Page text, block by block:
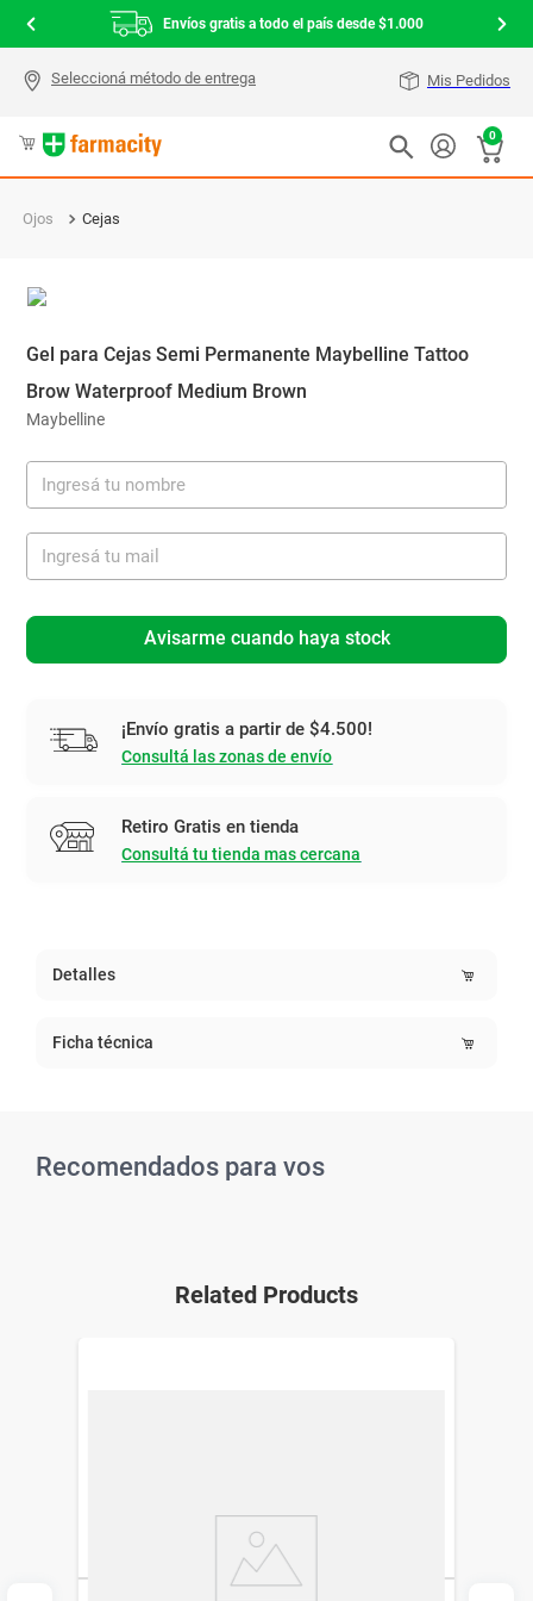
Envíos gratis a todo el país desde $1.000
Mis Pedidos
0
Ojos Cejas
Gel para Cejas Semi Permanente Maybelline Tattoo
Brow Waterproof Medium Brown
Maybelline
Avisarme cuando haya stock
¡Envío gratis a partir de $4.500!
Consultá las zonas de envío
Retiro Gratis en tienda
Consultá tu tienda mas cercana
Detalles
Ficha técnica
Recomendados para vos
Related Products